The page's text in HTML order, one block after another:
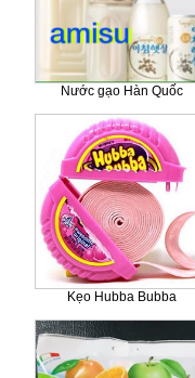
Nước gạo Hàn Quốc
Kẹo Hubba Bubba